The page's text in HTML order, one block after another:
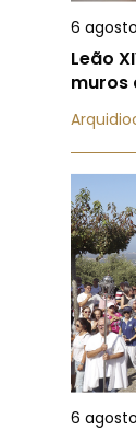
6
Leão
muros
6